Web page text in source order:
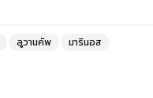
ลูวานคัพ
มารินอส